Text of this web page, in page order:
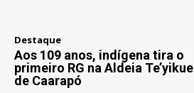
Destaque
Aos 109 anos, indígena tira o
primeiro RG na Aldeia Te’yikue
de Caarapó